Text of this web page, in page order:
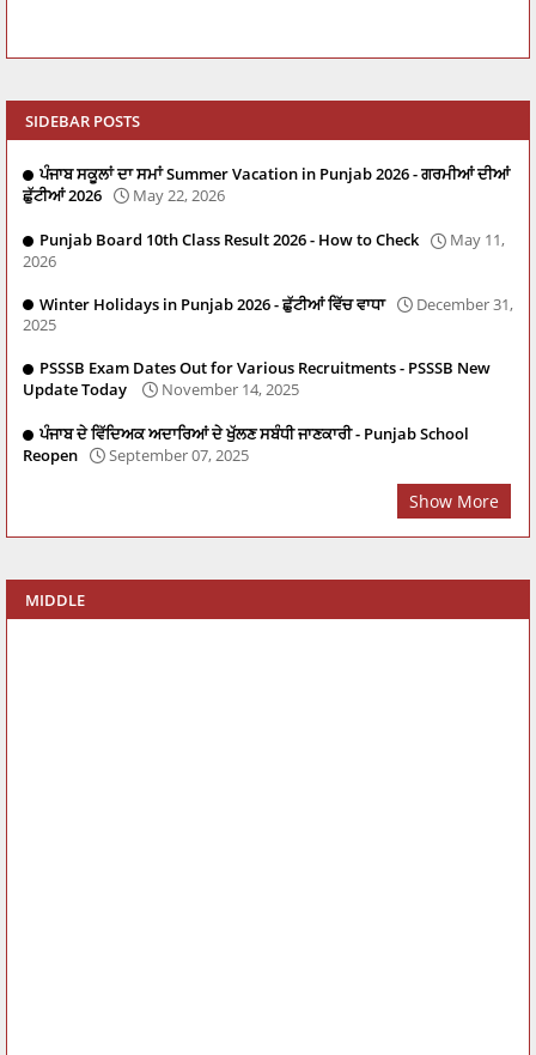
SIDEBAR POSTS
ਪੰਜਾਬ ਸਕੂਲਾਂ ਦਾ ਸਮਾਂ Summer Vacation in Punjab 2026 - ਗਰਮੀਆਂ ਦੀਆਂ
ਛੁੱਟੀਆਂ 2026
May 22, 2026
Punjab Board 10th Class Result 2026 - How to Check
May 11,
2026
Winter Holidays in Punjab 2026 - ਛੁੱਟੀਆਂ ਵਿੱਚ ਵਾਧਾ
December 31,
2025
PSSSB Exam Dates Out for Various Recruitments - PSSSB New
Update Today
November 14, 2025
ਪੰਜਾਬ ਦੇ ਵਿੱਦਿਅਕ ਅਦਾਰਿਆਂ ਦੇ ਖੁੱਲਣ ਸਬੰਧੀ ਜਾਣਕਾਰੀ - Punjab School
Reopen
September 07, 2025
Show More
MIDDLE